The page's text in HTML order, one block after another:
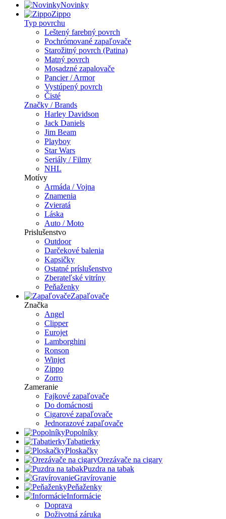
Novinky
Zippo
Typ povrchu
Leštený farebný povrch
Pochrómované zapaľovače
Starožitný povrch (Patina)
Matný povrch
Mosadzné zapalovače
Pancier / Armor
Vystúpený povrch
Čisté
Značky / Brands
Harley Davidson
Jack Daniels
Jim Beam
Playboy
Star Wars
Seriály / Filmy
NHL
Motívy
Armáda / Vojna
Znamenia
Zvieratá
Láska
Auto / Moto
Prislušenstvo
Outdoor
Darčekové balenia
Kapsičky
Ostatné príslušenstvo
Zberateľské vitríny
Peňaženky
Zapaľovače
Značka
Angel
Clipper
Eurojet
Lamborghini
Ronson
Winjet
Zippo
Zorro
Zameranie
Fajkové zapaľovače
Do domácnosti
Cigarové zapaľovače
Jednorazové zapaľovače
Popolníky
Tabatierky
Ploskačky
Orezávače na cigary
Puzdra na tabak
Gravírovanie
Peňaženky
Informácie
Doprava
Doživotná záruka